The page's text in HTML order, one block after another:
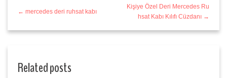
← mercedes deri ruhsat kabı
Kişiye Özel Deri Mercedes Ru
hsat Kabı Kılıfı Cüzdanı →
Related posts